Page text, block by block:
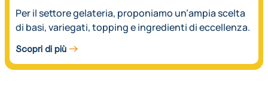
Per il settore gelateria, proponiamo un’ampia scelta
di basi, variegati, topping e ingredienti di eccellenza.
Scopri di più